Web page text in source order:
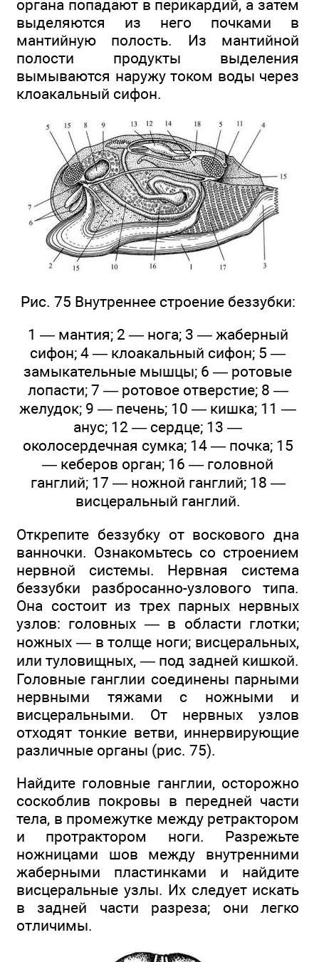
органа попадают в перикардий, а затем
выделяются из него почками в
мантийную полость. Из мантийной
полости продукты выделения
вымываются наружу током воды через
клоакальный сифон.
Рис. 75 Внутреннее строение беззубки:
1 — мантия; 2 — нога; 3 — жаберный
сифон; 4 — клоакальный сифон; 5 —
замыкательные мышцы; 6 — ротовые
лопасти; 7 — ротовое отверстие; 8 —
желудок; 9 — печень; 10 — кишка; 11 —
анус; 12 — сердце; 13 —
околосердечная сумка; 14 — почка; 15
— кеберов орган; 16 — головной
ганглий; 17 — ножной ганглий; 18 —
висцеральный ганглий.
Открепите беззубку от воскового дна
ванночки. Ознакомьтесь со строением
нервной системы. Нервная система
беззубки разбросанно-узлового типа.
Она состоит из трех парных нервных
узлов: головных — в области глотки;
ножных — в толще ноги; висцеральных,
или туловищных, — под задней кишкой.
Головные ганглии соединены парными
нервными тяжами с ножными и
висцеральными. От нервных узлов
отходят тонкие ветви, иннервирующие
различные органы (рис. 75).
Найдите головные ганглии, осторожно
соскоблив покровы в передней части
тела, в промежутке между ретрактором
и протрактором ноги. Разрежьте
ножницами шов между внутренними
жаберными пластинками и найдите
висцеральные узлы. Их следует искать
в задней части разреза; они легко
отличимы.